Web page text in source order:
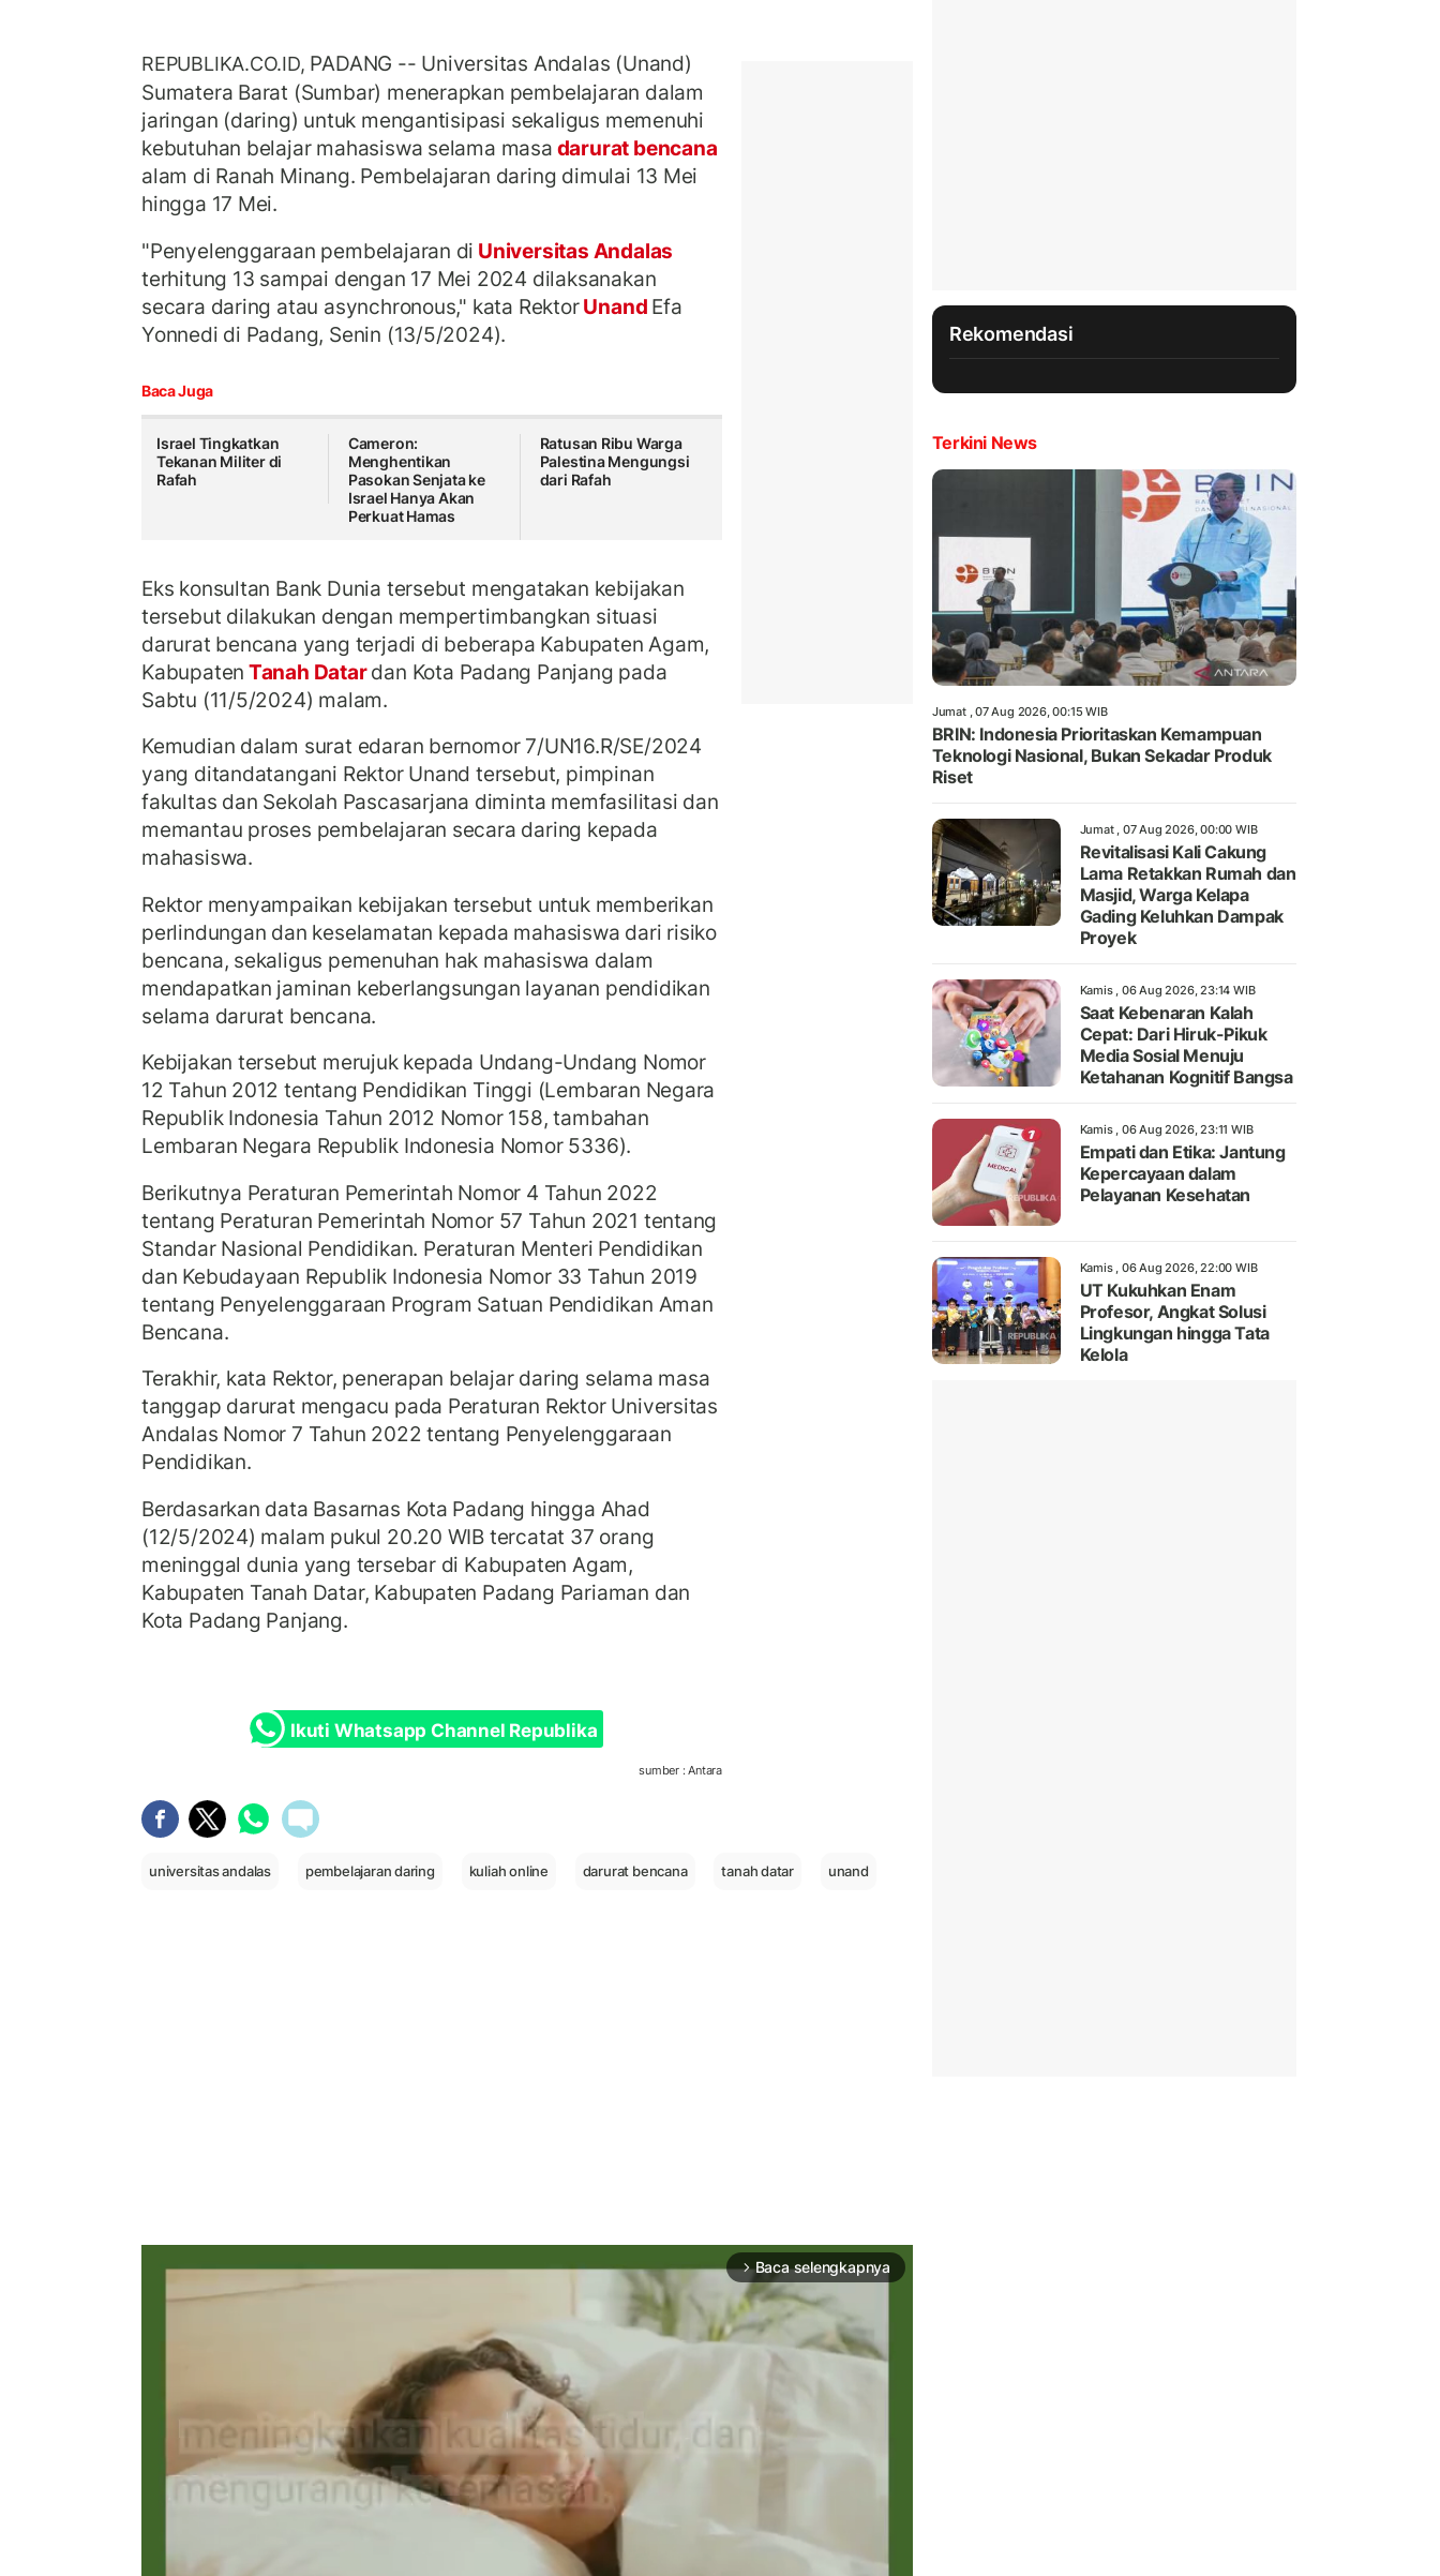
REPUBLIKA.CO.ID, PADANG -- Universitas Andalas (Unand)
Sumatera Barat (Sumbar) menerapkan pembelajaran dalam
jaringan (daring) untuk mengantisipasi sekaligus memenuhi
kebutuhan belajar mahasiswa selama masa darurat bencana
alam di Ranah Minang. Pembelajaran daring dimulai 13 Mei
hingga 17 Mei.
"Penyelenggaraan pembelajaran di Universitas Andalas
terhitung 13 sampai dengan 17 Mei 2024 dilaksanakan
secara daring atau asynchronous," kata RektorUnand Efa
Yonnedi di Padang, Senin (13/5/2024).
Baca Juga
Israel Tingkatkan
Tekanan Militer di
Rafah
Cameron:
Menghentikan
Pasokan Senjata ke
Israel Hanya Akan
Perkuat Hamas
Ratusan Ribu Warga
Palestina Mengungsi
dari Rafah
Eks konsultan Bank Dunia tersebut mengatakan kebijakan
tersebut dilakukan dengan mempertimbangkan situasi
darurat bencana yang terjadi di beberapa Kabupaten Agam,
Kabupaten Tanah Datardan Kota Padang Panjang pada
Sabtu (11/5/2024) malam.
Kemudian dalam surat edaran bernomor 7/UN16.R/SE/2024
yang ditandatangani Rektor Unand tersebut, pimpinan
fakultas dan Sekolah Pascasarjana diminta memfasilitasi dan
memantau proses pembelajaran secara daring kepada
mahasiswa.
Rektor menyampaikan kebijakan tersebut untuk memberikan
perlindungan dan keselamatan kepada mahasiswa dari risiko
bencana, sekaligus pemenuhan hak mahasiswa dalam
mendapatkan jaminan keberlangsungan layanan pendidikan
selama darurat bencana.
Kebijakan tersebut merujuk kepada Undang-Undang Nomor
12 Tahun 2012 tentang Pendidikan Tinggi (Lembaran Negara
Republik Indonesia Tahun 2012 Nomor 158, tambahan
Lembaran Negara Republik Indonesia Nomor 5336).
Berikutnya Peraturan Pemerintah Nomor 4 Tahun 2022
tentang Peraturan Pemerintah Nomor 57 Tahun 2021 tentang
Standar Nasional Pendidikan. Peraturan Menteri Pendidikan
dan Kebudayaan Republik Indonesia Nomor 33 Tahun 2019
tentang Penyelenggaraan Program Satuan Pendidikan Aman
Bencana.
Terakhir, kata Rektor, penerapan belajar daring selama masa
tanggap darurat mengacu pada Peraturan Rektor Universitas
Andalas Nomor 7 Tahun 2022 tentang Penyelenggaraan
Pendidikan.
Berdasarkan data Basarnas Kota Padang hingga Ahad
(12/5/2024) malam pukul 20.20 WIB tercatat 37 orang
meninggal dunia yang tersebar di Kabupaten Agam,
Kabupaten Tanah Datar, Kabupaten Padang Pariaman dan
Kota Padang Panjang.
Ikuti Whatsapp Channel Republika
sumber : Antara
universitas andalas pembelajaran daring kuliah online darurat bencana tanah datar unand
arrow_forward_ios Baca selengkapnya
Rekomendasi
Terkini News
Jumat , 07 Aug 2026, 00:15 WIB
BRIN: Indonesia Prioritaskan Kemampuan
Teknologi Nasional, Bukan Sekadar Produk
Riset
Jumat , 07 Aug 2026, 00:00 WIB
Revitalisasi Kali Cakung
Lama Retakkan Rumah dan
Masjid, Warga Kelapa
Gading Keluhkan Dampak
Proyek
Kamis , 06 Aug 2026, 23:14 WIB
Saat Kebenaran Kalah
Cepat: Dari Hiruk-Pikuk
Media Sosial Menuju
Ketahanan Kognitif Bangsa
Kamis , 06 Aug 2026, 23:11 WIB
Empati dan Etika: Jantung
Kepercayaan dalam
Pelayanan Kesehatan
Kamis , 06 Aug 2026, 22:00 WIB
UT Kukuhkan Enam
Profesor, Angkat Solusi
Lingkungan hingga Tata
Kelola